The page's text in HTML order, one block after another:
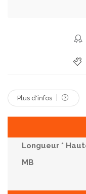
Plus d'infos